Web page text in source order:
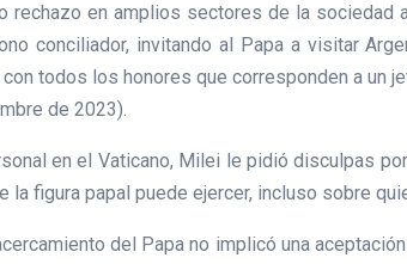
rechazo en amplios sectores de la
conciliador, invitando al Papa a visitar
todos los honores que corresponden a un
de 2023).
en el Vaticano, Milei le pidió disculpas
la figura papal puede ejercer, incluso sobre
del Papa no implicó una